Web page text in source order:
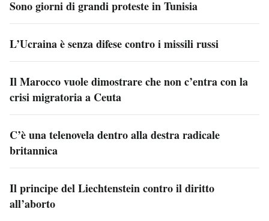
Sono giorni di grandi proteste in Tunisia
L’Ucraina è senza difese contro i missili russi
Il Marocco vuole dimostrare che non c’entra con la
crisi migratoria a Ceuta
C’è una telenovela dentro alla destra radicale
britannica
Il principe del Liechtenstein contro il diritto
all’aborto